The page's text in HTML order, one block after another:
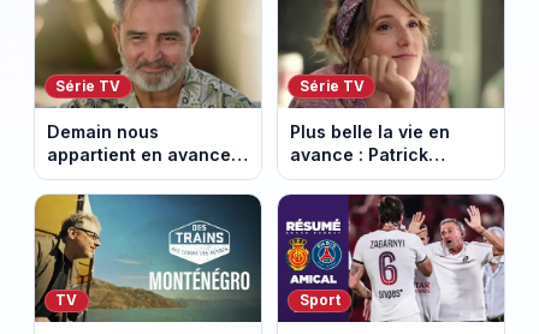
Série TV
Demain nous
appartient en avance:
Alex révèle son lourd
secret. Episode du 7
août 2026.
Série TV
Plus belle la vie en
avance : Patrick
victime d’un malaise.
Episode du 7 août
2026 (spoiler)
TV Sport